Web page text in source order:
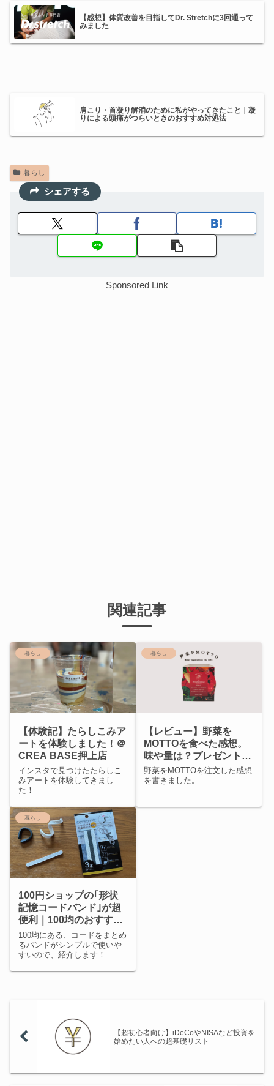
【感想】体質改善を目指してDr. Stretchに3回通って
みました
肩こり・首凝り解消のために私がやってきたこと｜凝
りによる頭痛がつらいときのおすすめ対処法
暮らし
シェアする
Sponsored Link
関連記事
暮らし
【体験記】たらしこみア
ートを体験しました！＠
CREA BASE押上店
インスタで見つけたたらしこ
みアートを体験してきまし
た！
暮らし
【レビュー】野菜を
MOTTOを食べた感想。
味や量は？プレゼントに
おすすめ？
野菜をMOTTOを注文した感想
を書きました。
暮らし
100円ショップの｢形状
記憶コードバンド｣が超
便利｜100均のおすすめ
活用術
100均にある、コードをまとめ
るバンドがシンプルで使いや
すいので、紹介します！
【超初心者向け】iDeCoやNISAなど投資を
始めたい人への超基礎リスト